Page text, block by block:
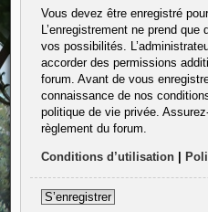
Vous devez être enregistré
L’enregistrement ne prend
vos possibilités.
accorder des permissions
forum. Avant de vous
connaissance de nos
politique de vie privée.
règlement du forum.
Conditions d’utilisation|
S’enregistrer